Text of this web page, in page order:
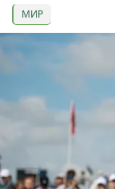
МИР